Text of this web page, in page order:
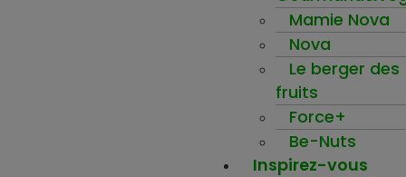
Mamie Nova
Nova
Le berger des
fruits
Force+
Be-Nuts
Inspirez-vous